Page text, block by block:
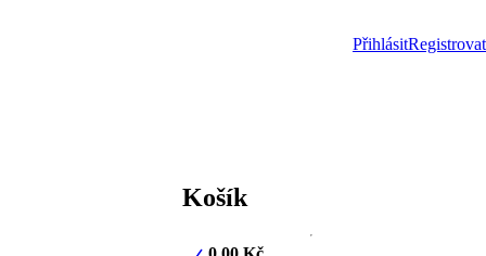
PřihlásitRegistrovat
Košík